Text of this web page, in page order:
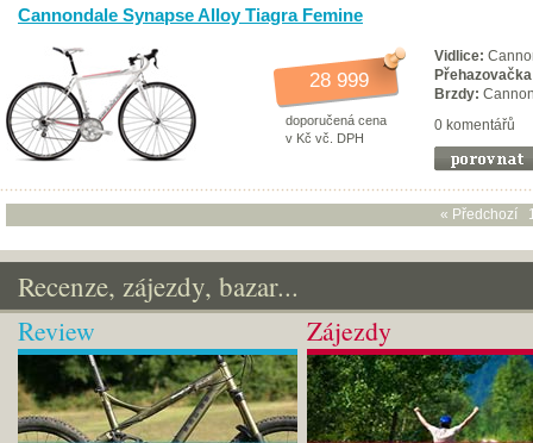
Cannondale Synapse Alloy Tiagra Femine
28 999
doporučená cena
v Kč vč. DPH
Vidlice:
Brzdy:
0 komentářů
« Předchozí
Recenze, zájezdy, bazar...
Review Zájezdy